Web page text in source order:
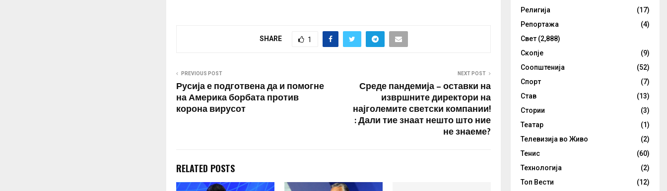
вклучително и наводите за
минатогодишното негово
SHARE 1
PREVIOUS POST
Русија е подготвена да и помогне
на Америка борбата против
корона вирусот
NEXT POST
Среде пандемија – оставки на
извршните директори на
најголемите светски компании!
: Дали тие знаат нешто што ние
не знаеме?
RELATED POSTS
Религија
(17)
Репортажа
(4)
Свет (2,888)
Скопје
(9)
Соопштенија
(52)
Спорт
(7)
Став
(13)
Стории
(3)
Театар
(1)
Телевизија во Живо
(2)
Тенис
(60)
Технологија
(2)
Топ Вести
(12)